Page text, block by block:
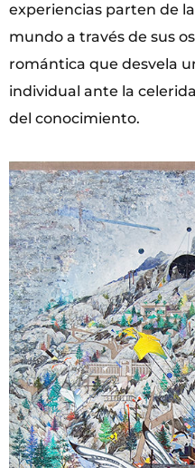
experiencias parten de
mundo a través de sus
romántica que desvela
individual ante la
del conocimiento.